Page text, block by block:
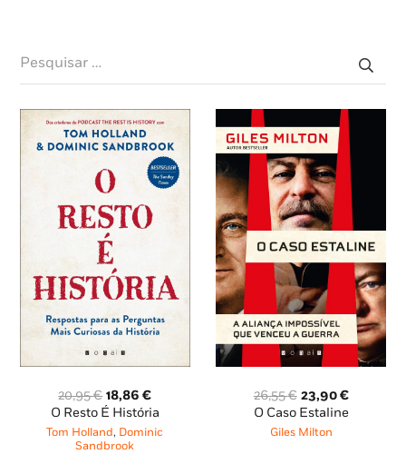
Pesquisar
20,95€ O
preço
original
era:
18,86€O
preço
atual
O Resto É História
Tom Holland, Dominic
Sandbrook
26,55€ O
preço
original
23,90€O
preço
O Caso Estaline
Giles Milton